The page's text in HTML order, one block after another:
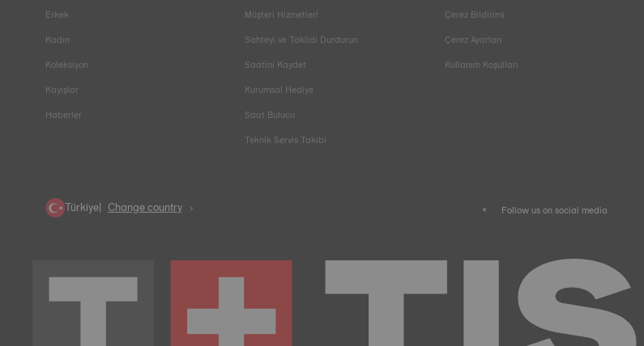
Erkek
Kadın
Koleksiyon
Kayışlar
Haberler
Müşteri Hizmetleri
Sahteyi ve Taklidi Durdurun
Saatini Kaydet
Kurumsal Hediye
Saat Bulucu
Teknik Servis Takibi
Çerez Bildirimi
Çerez Ayarları
Kullanım Koşulları
Türkiye Change country Follow us on social media